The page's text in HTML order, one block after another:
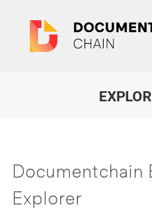
Documentchain
Explorer